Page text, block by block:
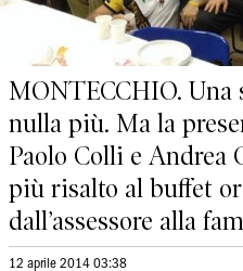
MONTECCHIO. Una
nulla più. Ma la
Paolo Colli e Andrea
più risalto al buffet
dall’assessore alla
12 aprile 2014 03:38